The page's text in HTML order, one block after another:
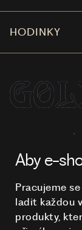
HODINKY
Aby e-
Pracujeme
ladit každou
produkty,